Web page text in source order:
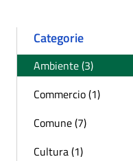
Categorie
Ambiente (3)
Commercio (1)
Comune (7)
Cultura (1)